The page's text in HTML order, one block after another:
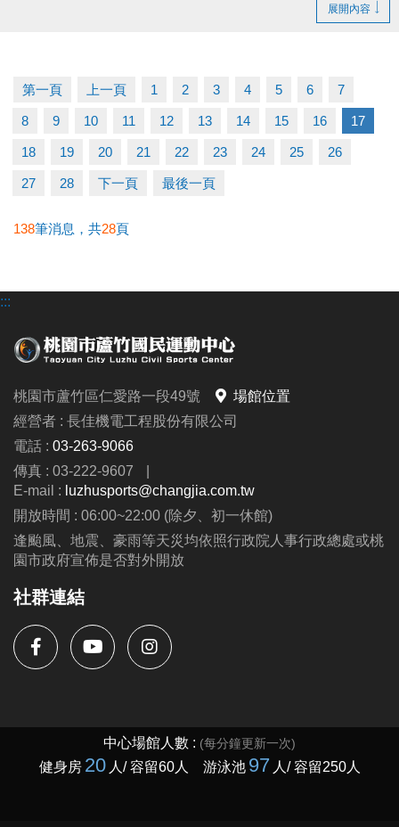
/不可代領
運動不僅讓身體更健康，我們還加碼回饋給您～
健康加分、回饋加分、快樂也加分
詳情洽詢：03-2639066 #112 客服部
心卡專屬
展開內容
第一頁 上一頁 1 2 3 4 5 6 7
8 9 10 11 12 13 14 15 16 17
18 19 20 21 22 23 24 25 26
27 28 下一頁 最後一頁
138筆消息，共28頁
:::
桃園市蘆竹區仁愛路一段49號
場館位置
經營者 : 長佳機電工程股份有限公司
電話 : 03-263-9066
傳真 : 03-222-9607
|
E-mail : luzhusports@changjia.com.tw
開放時間 : 06:00~22:00 (除夕、初一休館)
逢颱風、地震、豪雨等天災均依照行政院人事行政總處或桃
園市政府宣佈是否對外開放
社群連結